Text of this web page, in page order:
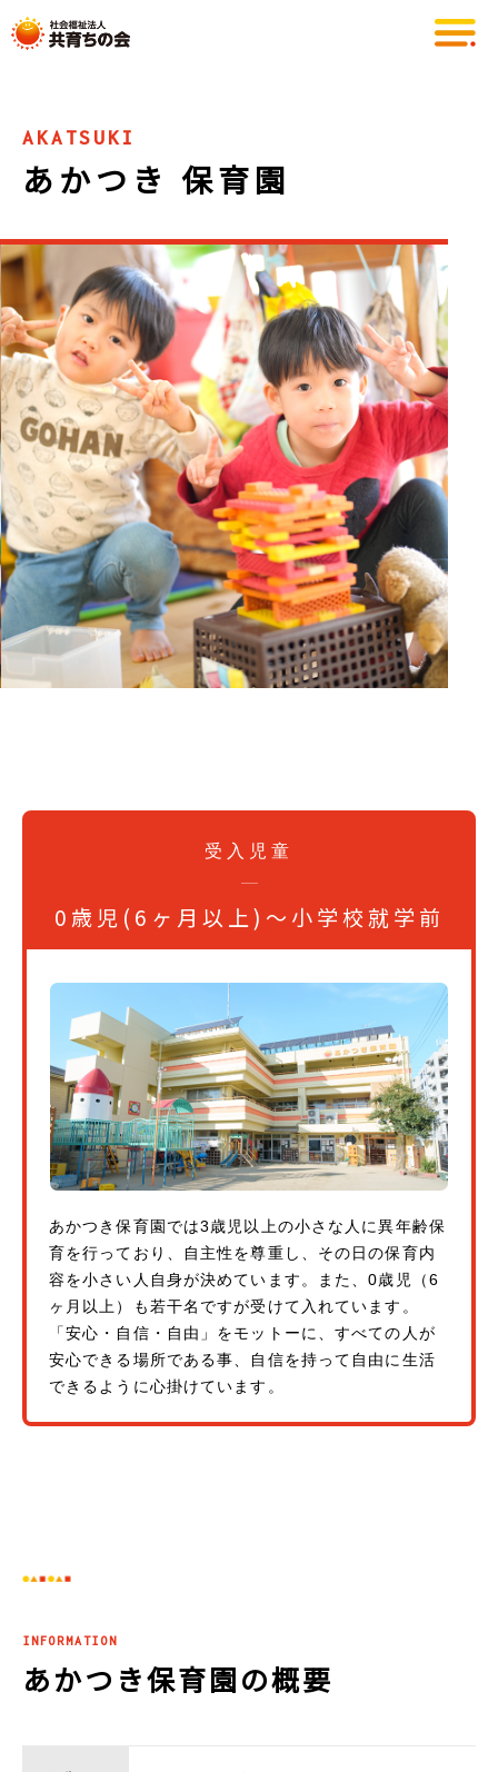
to
the
content
AKATSUKI
あかつき 保育園
受入児童
0歳児(6ヶ月以上)～小学校就学前
あかつき保育園では3歳児以上の小さな人に異年齢保
育を行っており、自主性を尊重し、その日の保育内
容を小さい人自身が決めています。また、0歳児（6
ヶ月以上）も若干名ですが受けて入れています。
「安心・自信・自由」をモットーに、すべての人が
安心できる場所である事、自信を持って自由に生活
できるように心掛けています。
INFORMATION
あかつき保育園の概要